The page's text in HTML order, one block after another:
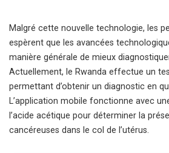
Malgré cette nouvelle technologie, les
espèrent que les avancées
manière générale de mieux
Actuellement, le Rwanda effectue un
permettant d’obtenir un diagnostic en
L’application mobile fonctionne avec
l’acide acétique pour déterminer la
cancéreuses dans le col de l’utérus.